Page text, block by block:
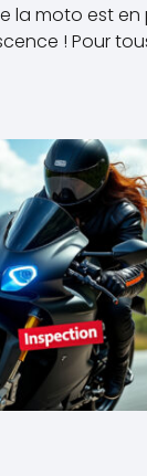
la moto est en
! Pour